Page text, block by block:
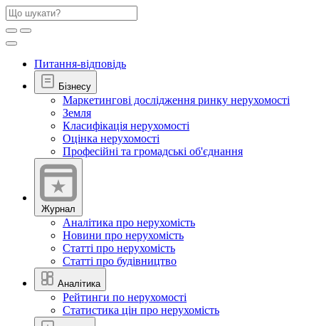
Питання-відповідь
Бізнесу
Маркетингові дослідження ринку нерухомості
Земля
Класифікація нерухомості
Оцінка нерухомості
Професійні та громадські об'єднання
Журнал
Аналітика про нерухомість
Новини про нерухомість
Статті про нерухомість
Статті про будівництво
Аналітика
Рейтинги по нерухомості
Статистика цін про нерухомість